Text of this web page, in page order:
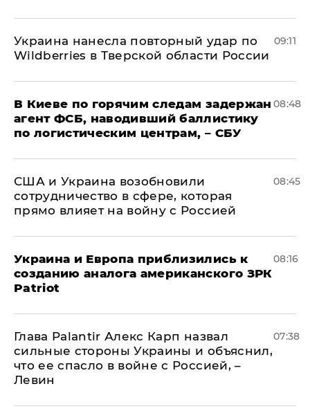
Украина нанесла повторный удар по
Wildberries в Тверской области России
09:11
В Киеве по горячим следам задержан
агент ФСБ, наводивший баллистику
по логистическим центрам, – СБУ
08:48
США и Украина возобновили
сотрудничество в сфере, которая
прямо влияет на войну с Россией
08:45
Украина и Европа приблизились к
созданию аналога американского ЗРК
Patriot
08:16
Глава Palantir Алекс Карп назвал
сильные стороны Украины и объяснил,
что ее спасло в войне с Россией, –
Левин
07:38